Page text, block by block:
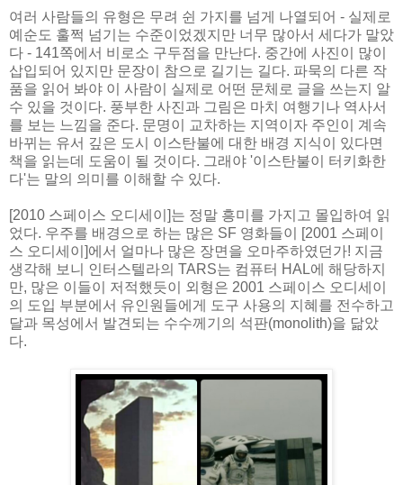
여러 사람들의 유형은 무려 쉰 가지를 넘게 나열되어 - 실제로
예순도 훌쩍 넘기는 수준이었겠지만 너무 많아서 세다가 말았
다 - 141쪽에서 비로소 구두점을 만난다. 중간에 사진이 많이
삽입되어 있지만 문장이 참으로 길기는 길다. 파묵의 다른 작
품을 읽어 봐야 이 사람이 실제로 어떤 문체로 글을 쓰는지 알
수 있을 것이다. 풍부한 사진과 그림은 마치 여행기나 역사서
를 보는 느낌을 준다. 문명이 교차하는 지역이자 주인이 계속
바뀌는 유서 깊은 도시 이스탄불에 대한 배경 지식이 있다면
책을 읽는데 도움이 될 것이다. 그래야 '이스탄불이 터키화한
다'는 말의 의미를 이해할 수 있다.
[2010 스페이스 오디세이]는 정말 흥미를 가지고 몰입하여 읽
었다. 우주를 배경으로 하는 많은 SF 영화들이 [2001 스페이
스 오디세이]에서 얼마나 많은 장면을 오마주하였던가! 지금
생각해 보니 인터스텔라의 TARS는 컴퓨터 HAL에 해당하지
만, 많은 이들이 저적했듯이 외형은 2001 스페이스 오디세이
의 도입 부분에서 유인원들에게 도구 사용의 지혜를 전수하고
달과 목성에서 발견되는 수수께기의 석판(monolith)을 닮았
다.